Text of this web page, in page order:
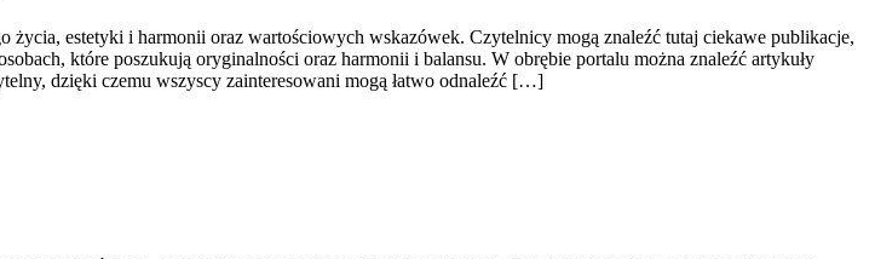
życia, estetyki i harmonii oraz wartościowych wskazówek. Czytelnicy mogą znaleźć tutaj ciekawe publikacje,
które poszukują oryginalności oraz harmonii i balansu. W obrębie portalu można znaleźć artykuły
dzięki czemu wszyscy zainteresowani mogą łatwo odnaleźć […]